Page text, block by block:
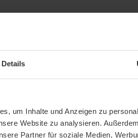
Details
um Inhalte und Anzeigen zu
Website zu analysieren.
Partner für soziale Medien,